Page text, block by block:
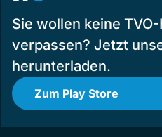
Sie wollen keine
verpassen? Jetzt
herunterladen.
Zum Play Store